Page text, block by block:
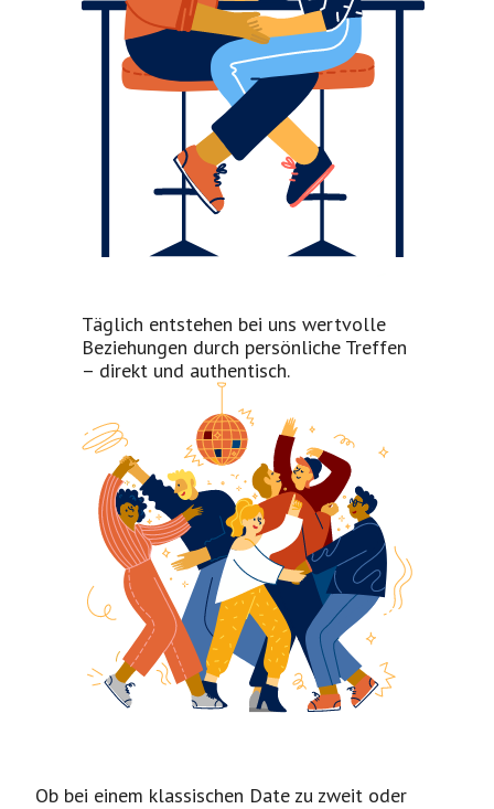
Täglich entstehen bei uns wertvolle
Beziehungen durch persönliche Treffen
– direkt und authentisch.
Ob bei einem klassischen Date zu zweit oder